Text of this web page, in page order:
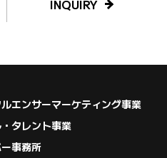
INQUIRY
エンサーマーケティング事業
タレント事業
事務所